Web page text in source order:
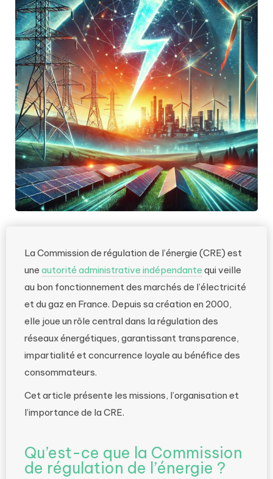
La Commission de régulation de l’énergie (CRE) est
une autorité administrative indépendante qui veille
au bon fonctionnement des marchés de l’électricité
et du gaz en France. Depuis sa création en 2000,
elle joue un rôle central dans la régulation des
réseaux énergétiques, garantissant transparence,
impartialité et concurrence loyale au bénéfice des
consommateurs.
Cet article présente les missions, l’organisation et
l’importance de la CRE.
Qu’est-ce que la Commission
de régulation de l’énergie ?